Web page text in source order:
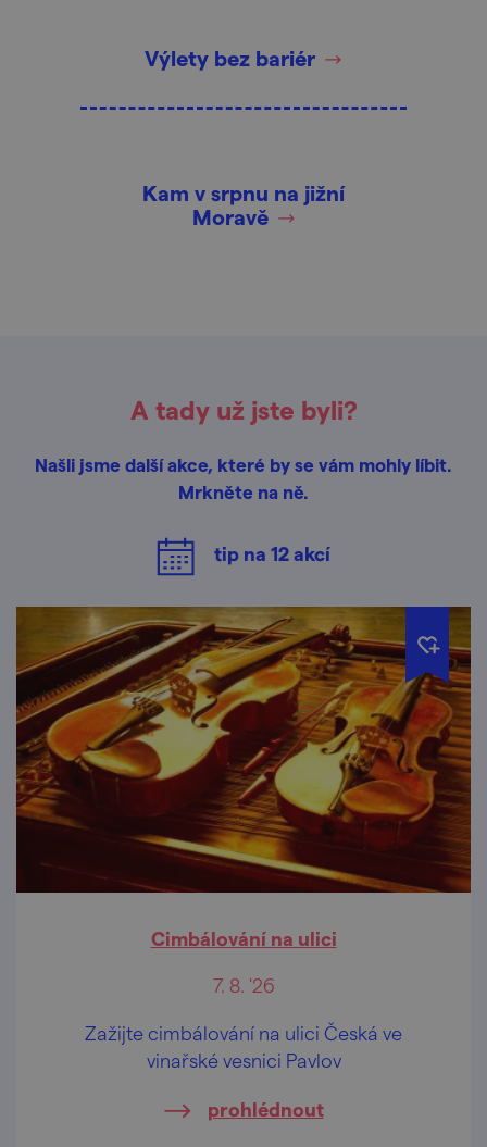
Výlety bez bariér
Kam v srpnu na jižní
Moravě
A tady už jste byli?
Našli jsme další akce, které by se vám mohly líbit.
Mrkněte na ně.
tip na 12akcí
Cimbálování na ulici
7. 8. '26
Zažijte cimbálování na ulici Česká ve
vinařské vesnici Pavlov
prohlédnout